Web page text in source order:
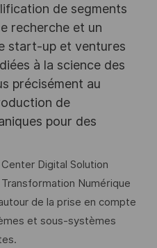
de segments
recherche et un
start-up et ventures
à la science des
précisément au
de
pour des
Digital Solution
Numérique
de la prise en compte
et sous-systèmes